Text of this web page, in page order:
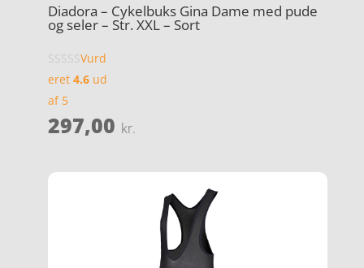
Diadora – Cykelbuks Gina Dame med pude
og seler – Str. XXL – Sort
Vurd
eret 4.6ud
af 5
297,00 kr.